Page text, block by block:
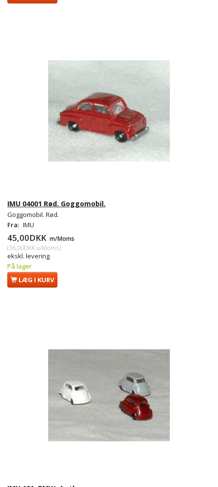
IMU 04001 Rød. Goggomobil.
Goggomobil. Rød.
Fra: IMU
45,00DKK m/Moms
(36,00DKK u/Moms)
ekskl. levering
På lager
LÆG I KURV